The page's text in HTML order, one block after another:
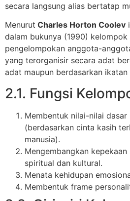
secara langsung alias bertatap
Menurut Charles Horton Coolev
dalam bukunya (1990)
pengelompokan anggota-
yang terorganisir secara adat
adat maupun berdasarkan ikatan
2.1. Fungsi
Membentuk nilai-nilai
(berdasarkan cinta kasih
manusia).
Mengembangkan
spiritual dan kultural.
Menata kehidupan
Membentuk frame